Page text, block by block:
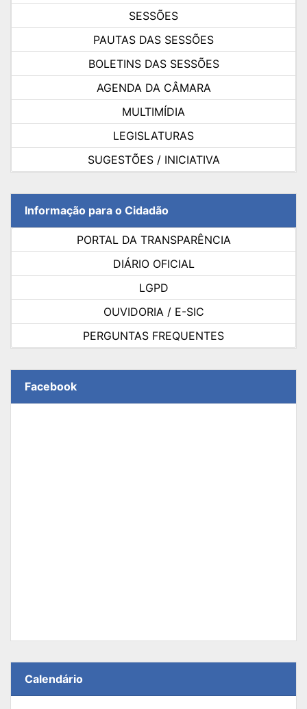
SESSÕES
PAUTAS DAS SESSÕES
BOLETINS DAS SESSÕES
AGENDA DA CÂMARA
MULTIMÍDIA
LEGISLATURAS
SUGESTÕES / INICIATIVA
Informação para o Cidadão
PORTAL DA TRANSPARÊNCIA
DIÁRIO OFICIAL
LGPD
OUVIDORIA / E-SIC
PERGUNTAS FREQUENTES
Facebook
Calendário